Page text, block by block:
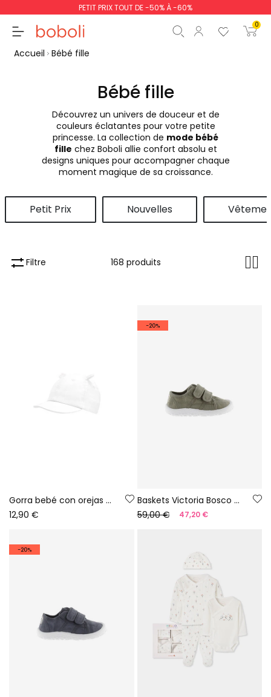
PETIT PRIX TOUT DE -50% À -60%
0
poursuit Commencer la
Accueil Bébé fille
Bébé fille
Découvrez un univers de douceur et de
couleurs éclatantes pour votre petite
princesse. La collection de mode bébé
fille chez Boboli allie confort absolu et
designs uniques pour accompagner chaque
moment magique de sa croissance.
Petit Prix Nouvelles
Filtre 168 produits
Gorra bebé con orejas blanca
12,90 €
-20%
Baskets Victoria Bosco barefoot en toile couleur aloe
59,00 €
47,20 €
-20%